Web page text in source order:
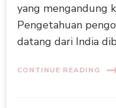
yang mengandung
Pengetahuan
datang dari India
CONTINUE READING